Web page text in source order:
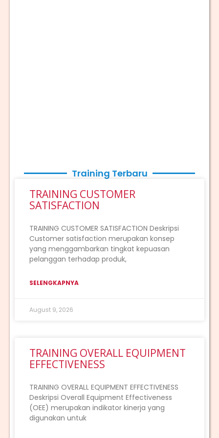
Training Terbaru
TRAINING CUSTOMER
SATISFACTION
TRAINING CUSTOMER SATISFACTION Deskripsi
Customer satisfaction merupakan konsep
yang menggambarkan tingkat kepuasan
pelanggan terhadap produk,
SELENGKAPNYA
August 9, 2026
TRAINING OVERALL EQUIPMENT
EFFECTIVENESS
TRAINING OVERALL EQUIPMENT EFFECTIVENESS
Deskripsi Overall Equipment Effectiveness
(OEE) merupakan indikator kinerja yang
digunakan untuk